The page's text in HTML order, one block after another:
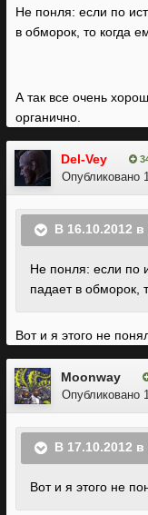
Не понля: если по
в обморок, то когда
А так все очень
органично.
Del-Vey
Опубликовано
В 16.10.2012
Не понля: если по
падает в обморок,
Вот и я этого не
Moonway
Опубликовано
В 17.10.2012 в
Вот и я этого не